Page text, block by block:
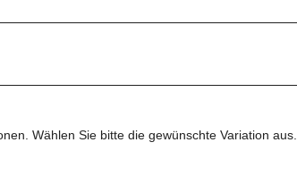
Wählen Sie bitte die gewünschte Variation aus.